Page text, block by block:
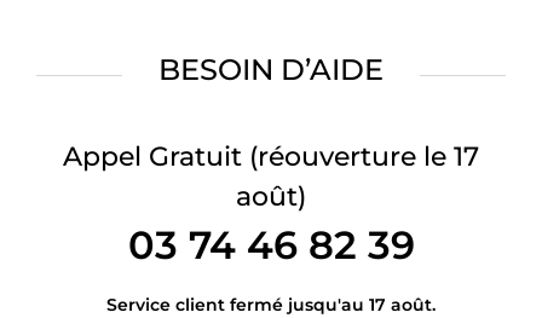
BESOIN D’AIDE
Appel Gratuit (réouverture le 17
août)
03 74 46 82 39
Service client fermé jusqu'au 17 août.